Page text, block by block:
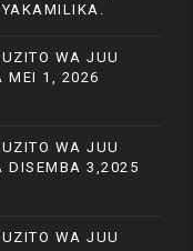
WA JUU
MEI 1, 2026
WA JUU
DISEMBA 3,2025
WA JUU